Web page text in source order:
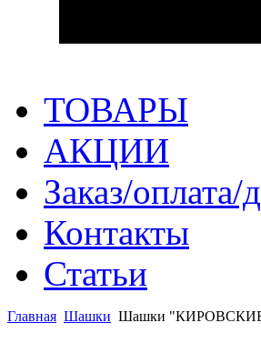
ТОВАРЫ
АКЦИИ
Заказ/оплата/
Контакты
Статьи
Главная Шашки Шашки